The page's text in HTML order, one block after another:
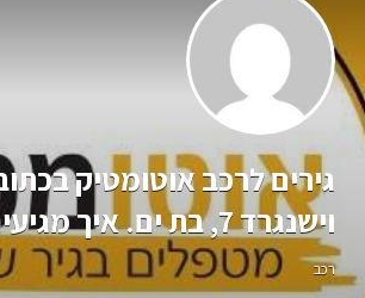
גירים לרכב אוטומטיק
וישנגרד 7, בת ים. איך מגיעים
רכב